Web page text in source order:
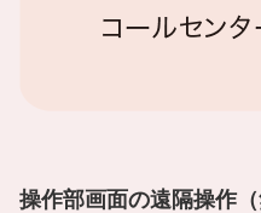
操作部画面の遠隔操作（